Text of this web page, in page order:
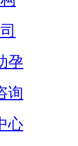
孕
询
心